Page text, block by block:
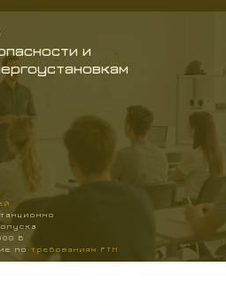
В
по требованиям РТН
и